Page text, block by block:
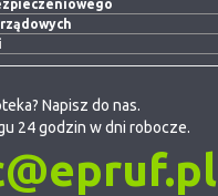
Napisz do nas.
24 godzin w dni robocze.